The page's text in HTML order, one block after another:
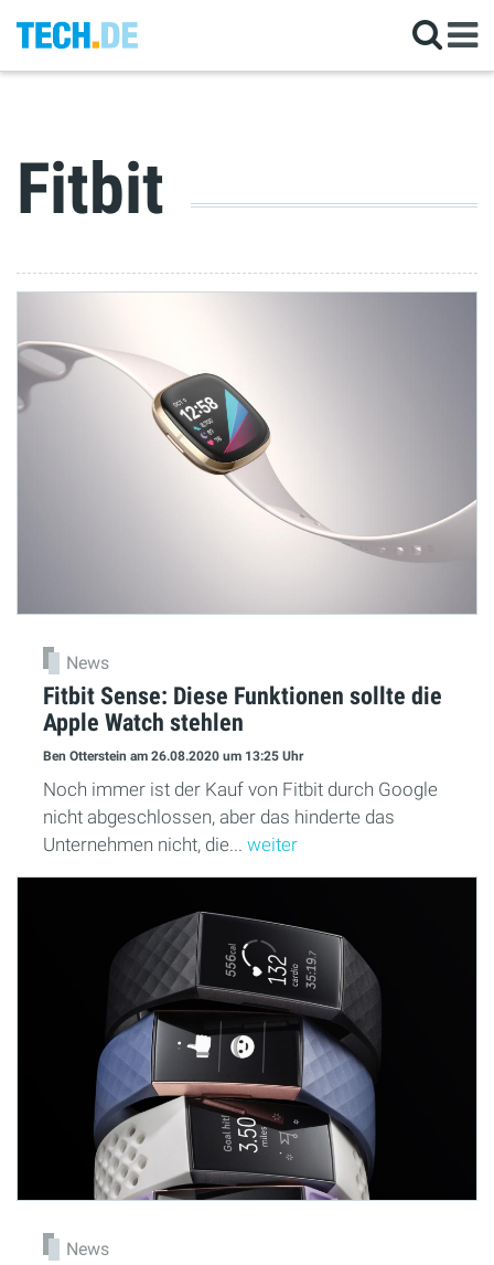
Fitbit
News
Fitbit Sense: Diese Funktionen sollte die
Apple Watch stehlen
Ben Otterstein am 26.08.2020 um 13:25 Uhr
Noch immer ist der Kauf von Fitbit durch Google
nicht abgeschlossen, aber das hinderte das
Unternehmen nicht, die... weiter
News